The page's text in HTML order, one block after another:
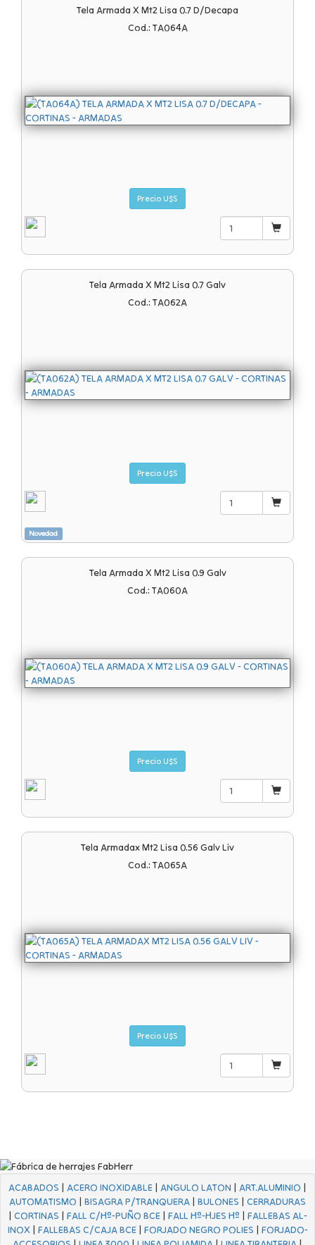
Tela Armada X Mt2 Lisa 0.7 D/decapa
Cod.: TA064A
Precio U$S
Tela Armada X Mt2 Lisa 0.7 Galv
Cod.: TA062A
Precio U$S
Novedad
Tela Armada X Mt2 Lisa 0.9 Galv
Cod.: TA060A
Precio U$S
Tela Armadax Mt2 Lisa 0.56 Galv Liv
Cod.: TA065A
Precio U$S
ACABADOS | ACERO INOXIDABLE | ANGULO LATON | ART.ALUMINIO |
AUTOMATISMO | BISAGRA P/TRANQUERA | BULONES | CERRADURAS
| CORTINAS | FALL C/Hº-PUÑO BCE| FALL Hº-HJES Hº | FALLEBAS AL-
INOX | FALLEBAS C/CAJA BCE| FORJADO NEGRO POLIES | FORJADO-